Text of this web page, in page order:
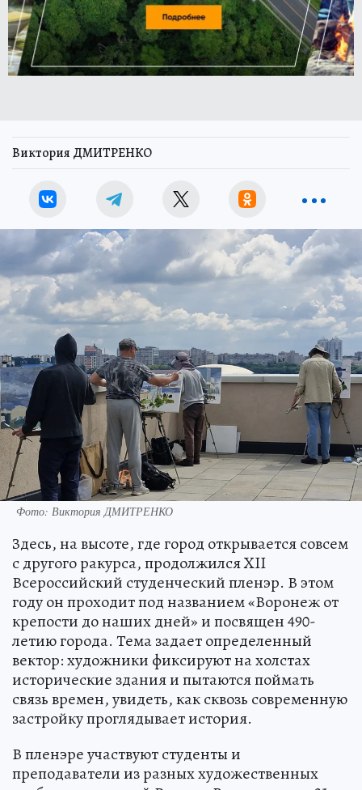
Виктория ДМИТРЕНКО
Фото: Виктория ДМИТРЕНКО
Здесь, на высоте, где город открывается совсем
с другого ракурса, продолжился XII
Всероссийский студенческий пленэр. В этом
году он проходит под названием «Воронеж от
крепости до наших дней» и посвящен 490-
летию города. Тема задает определенный
вектор: художники фиксируют на холстах
исторические здания и пытаются поймать
связь времен, увидеть, как сквозь современную
застройку проглядывает история.
В пленэре участвуют студенты и
преподаватели из разных художественных